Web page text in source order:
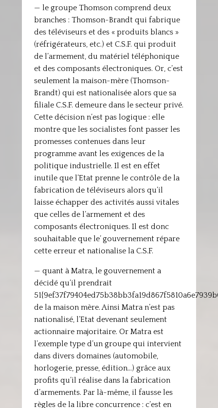
— le groupe Thomson comprend deux
branches : Thomson-Brandt qui fabrique
des téléviseurs et des « produits blancs »
(réfrigérateurs, etc.) et C.S.F. qui produit
de l’armement, du matériel téléphonique
et des composants électroniques. Or, c’est
seulement la maison-mère (Thomson-
Brandt) qui est nationalisée alors que sa
filiale C.S.F. demeure dans le secteur privé.
Cette décision n’est pas logique : elle
montre que les socialistes font passer les
promesses contenues dans leur
programme avant les exigences de la
politique industrielle. Il est en effet
inutile que l’Etat prenne le contrôle de la
fabrication de téléviseurs alors qu’il
laisse échapper des activités aussi vitales
que celles de l’armement et des
composants électroniques. Il est donc
souhaitable que le’ gouvernement répare
cette erreur et nationalise la C.S.F.
— quant à Matra, le gouvernement a
décidé qu’il prendrait
de la maison mère. Ainsi Matra n’est pas
nationalisé, l’Etat devenant seulement
actionnaire majoritaire. Or Matra est
l’exemple type d’un groupe qui intervient
dans divers domaines (automobile,
horlogerie, presse, édition…) grâce aux
profits qu’il réalise dans la fabrication
d’armements. Par là-même, il fausse les
règles de la libre concurrence : c’est en